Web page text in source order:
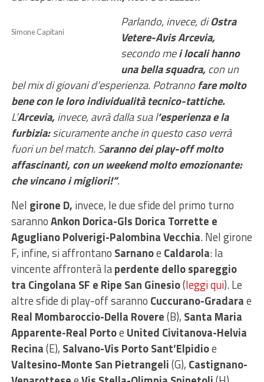
Simone Capitani
Parlando, invece, diOstra
Vetere-Avis Arcevia,
secondo mei locali hanno
una bella squadra,con un
bel mix di giovani d’esperienza. Potrannofare molto
bene con le loro individualità tecnico-tattiche.
L’Arcevia,invece, avrà dalla sua l‘esperienza e la
furbizia:sicuramente anche in questo caso verrà
fuori un bel match. Saranno dei play-off molto
affascinanti, con un weekend molto emozionante:
che vincano i migliori!”.
Nel girone D, invece, le due sfide del primo turno
sarannoAnkon Dorica-Gls Dorica Torrette e
Agugliano Polverigi-Palombina Vecchia. Nel girone
F, infine, si affrontano Sarnanoe Caldarola: la
vincente affronterà laperdente dello spareggio
tra Cingolana SF e Ripe San Ginesio(leggi qui). Le
altre sfide di play-off saranno Cuccurano-Gradarae
Real Mombaroccio-Della Rovere(B), Santa Maria
Apparente-Real Portoe United Civitanova-Helvia
Recina(E), Salvano-Vis Porto Sant’Elpidioe
Valtesino-Monte San Pietrangeli(G), Castignano-